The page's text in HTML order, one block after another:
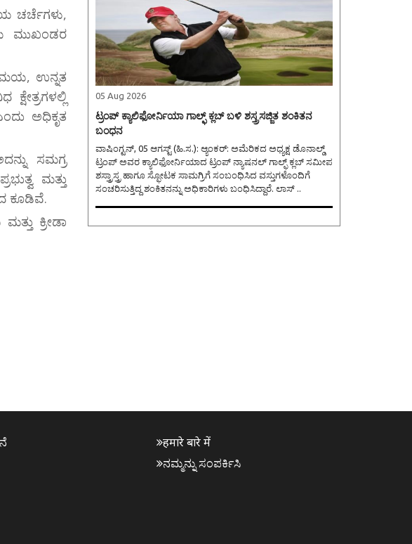
ಚರ್ಚೆಗಳು,
ಮುಖಂಡರ
ಉನ್ನತ
ಅಧಿಕೃತ
ಸಮಗ್ರ
ಮತ್ತು
ಕೂಡಿವೆ.
ಕ್ರೀಡಾ
05 Aug 2026
ಟ್ರಂಪ್ ಕ್ಯಾಲಿಫೋರ್ನಿಯಾ ಗಾಲ್ಫ್ ಕ್ಲಬ್ ಬಳಿ ಶಸ್ತ್ರಸಜ್ಜಿತ ಶಂಕಿತನ
ಬಂಧನ
ವಾಷಿಂಗ್ಟನ್, 05 ಆಗಸ್ಟ್ (ಹಿ.ಸ.): ಆ್ಯಂಕರ್: ಅಮೆರಿಕದ ಅಧ್ಯಕ್ಷ ಡೊನಾಲ್ಡ್
ಟ್ರಂಪ್ ಅವರ ಕ್ಯಾಲಿಫೋರ್ನಿಯಾದ ಟ್ರಂಪ್ ನ್ಯಾಷನಲ್ ಗಾಲ್ಫ್ ಕ್ಲಬ್ ಸಮೀಪ
ಶಸ್ತ್ರಾಸ್ತ್ರ ಹಾಗೂ ಸ್ಫೋಟಕ ಸಾಮಗ್ರಿಗೆ ಸಂಬಂಧಿಸಿದ ವಸ್ತುಗಳೊಂದಿಗೆ
ಸಂಚರಿಸುತ್ತಿದ್ದ ಶಂಕಿತನನ್ನು ಅಧಿಕಾರಿಗಳು ಬಂಧಿಸಿದ್ದಾರೆ. ಲಾಸ್ ..
हमारे बारे में
ನಮ್ಮನ್ನು ಸಂಪರ್ಕಿಸಿ